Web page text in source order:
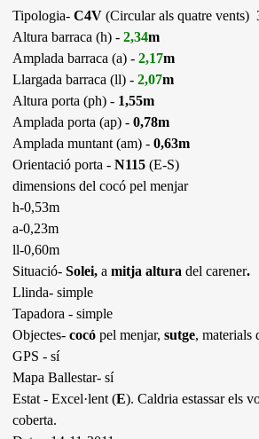
Tipologia-C4V (Circular als quatre vents)
Altura barraca (h) -2,34m
Amplada barraca (a) - 2,17m
Llargada barraca (ll) -2,07m
Altura porta (ph) - 1,55m
Amplada porta (ap) -0,78m
Amplada muntant (am) -0,63m
Orientació porta -N115 (E-S)
dimensions del cocó pel menjar
h-0,53m
a-0,23m
ll-0,60m
Situació-Solei,a mitja alturadel carener.
Llinda- simple
Tapadora - simple
Objectes-cocó pel menjar,sutge, materials
GPS - sí
Mapa Ballestar- sí
Estat - Excel·lent (E). Caldria estassar els
coberta.